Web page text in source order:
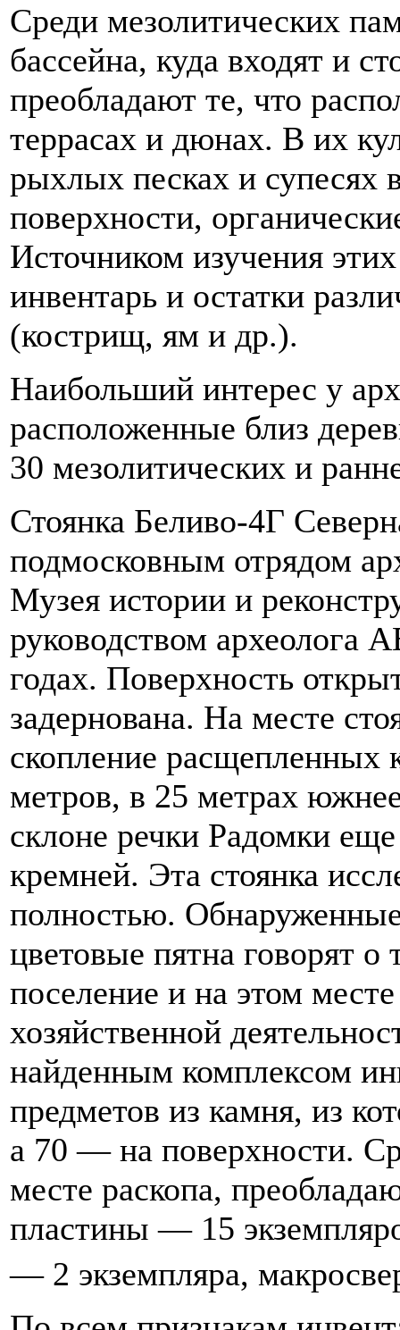
Среди мезолитических
бассейна, куда входят и
преобладают те, что
террасах и дюнах. В их
рыхлых песках и супесях
поверхности,
Источником изучения
инвентарь и остатки
(кострищ, ям и др.).
Наибольший интерес у
расположенные близ
30 мезолитических и
Стоянка Беливо-4Г
подмосковным отрядом
Музея истории и
руководством археолога
годах. Поверхность
задернована. На месте
скопление расщепленных
метров, в 25 метрах
склоне речки Радомки
кремней. Эта стоянка
полностью.
цветовые пятна говорят о
поселение и на этом
хозяйственной
найденным комплексом
предметов из камня, из
а 70 — на поверхности.
месте раскопа,
пластины — 15
— 2 экземпляра,